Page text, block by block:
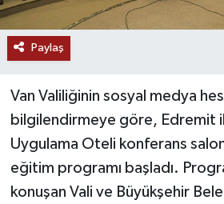
Paylaş
Van Valiliğinin sosyal medya
bilgilendirmeye göre, Edremit
Uygulama Oteli konferans
eğitim programı başladı.
konuşan Vali ve Büyükşehir